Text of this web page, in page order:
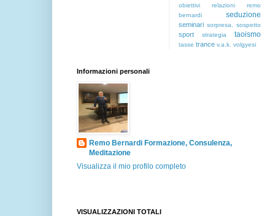
obiettivi relazioni
remo
bernardi
seduzione
seminari sorpresa. sospetto
sport strategia taoismo
tasse trance v.a.k. volgyesi
Informazioni personali
Remo Bernardi Formazione, Consulenza,
Meditazione
Visualizza il mio profilo completo
VISUALIZZAZIONI TOTALI